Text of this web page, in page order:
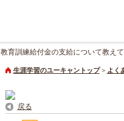
教育訓練給付金の支給について教え
生涯学習のユーキャントップ > よく
戻る